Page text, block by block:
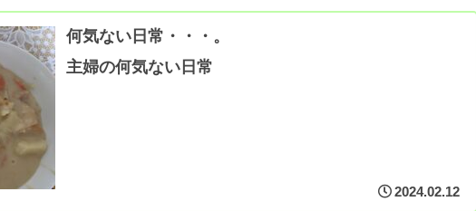
何気ない日常・・・。
主婦の何気ない日常
2024.02.12